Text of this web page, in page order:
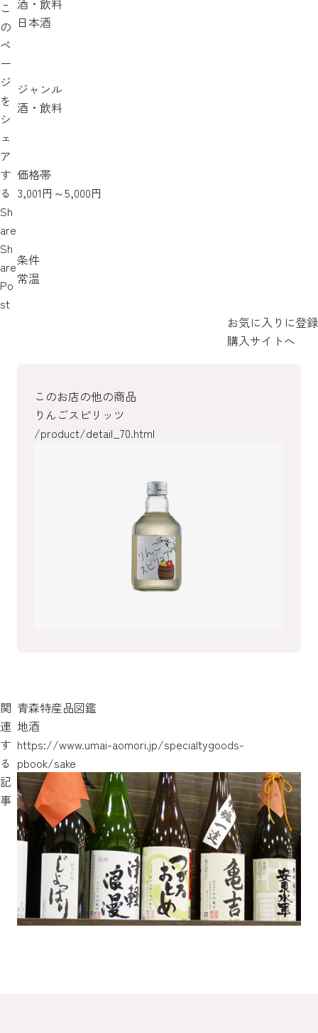
酒・飲料
日本酒
ジャンル
酒・飲料
価格帯
3,001円～5,000円
条件
常温
お気に入りに登録
購入サイトへ
こ
の
ペ
ー
ジ
を
シ
ェ
ア
す
る
Sh
are
Sh
are
Po
st
このお店の他の商品
りんごスピリッツ
/product/detail_70.html
/product/detail_67.html
/product/detail_65.html
関
連
す
る
記
事
青森特産品図鑑
地酒
https://www.umai-aomori.jp/specialtygoods-
pbook/sake